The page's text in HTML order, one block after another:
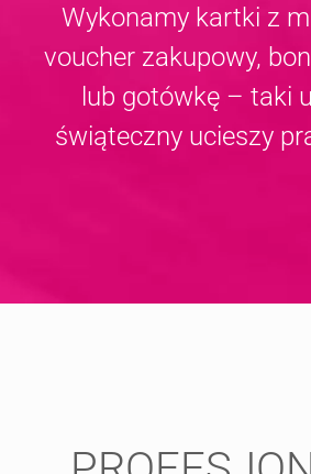
Wykonamy kartki z
voucher zakupowy,
lub gotówkę – taki
świąteczny ucieszy